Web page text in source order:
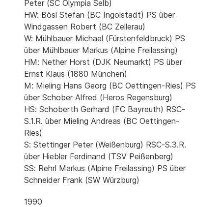
Peter (SC Olympia Selb)
HW: Bösl Stefan (BC Ingolstadt) PS über
Windgassen Robert (BC Zellerau)
W: Mühlbauer Michael (Fürstenfeldbruck) PS
über Mühlbauer Markus (Alpine Freilassing)
HM: Nether Horst (DJK Neumarkt) PS über
Ernst Klaus (1880 München)
M: Mieling Hans Georg (BC Oettingen-Ries) PS
über Schober Alfred (Heros Regensburg)
HS: Schoberth Gerhard (FC Bayreuth) RSC-
S.1.R. über Mieling Andreas (BC Oettingen-
Ries)
S: Stettinger Peter (Weißenburg) RSC-S.3.R.
über Hiebler Ferdinand (TSV Peißenberg)
SS: Rehrl Markus (Alpine Freilassing) PS über
Schneider Frank (SW Würzburg)
1990